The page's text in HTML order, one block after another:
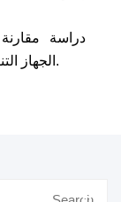
دراسة
الجهاز التنفيذى لمياه الشرب والصرف الصحى.